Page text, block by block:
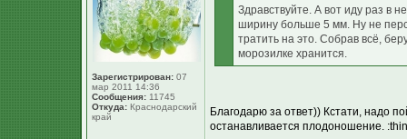
Зарегистрирован: 07
мар 2011 14:36
Сообщения: 11745
Откуда: Краснодарский
край
Здравствуйте. А вот иду раз в
ширину больше 5 мм. Ну не
тратить на это. Собрав всё,
морозилке хранится.
Благодарю за ответ)) Кстати, надо
останавливается плодоношение.